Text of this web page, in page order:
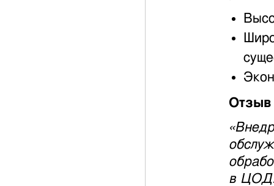
Отзыв
в ЦОД.